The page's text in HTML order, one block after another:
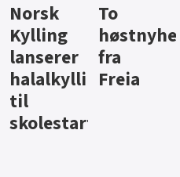
Knalltall
for Açai
Bowl
Aass vil
bli
førstevalg
i lite-